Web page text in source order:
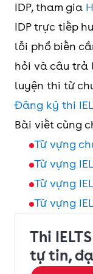
Sexual
harassment
Non-
sentence
Be brought to
justice
Be wrongly
convicted
executed
Crime
prevention
programmes
Security
cameras and
IDP, tham gia
IDP trực tiếp
lỗi phổ biến
hỏi và câu trả
luyện thi từ
Đăng ký thi
Bài viết cùng
Từ vựng
Từ vựng
Từ vựng
Từ vựng
Thi
tự tin,